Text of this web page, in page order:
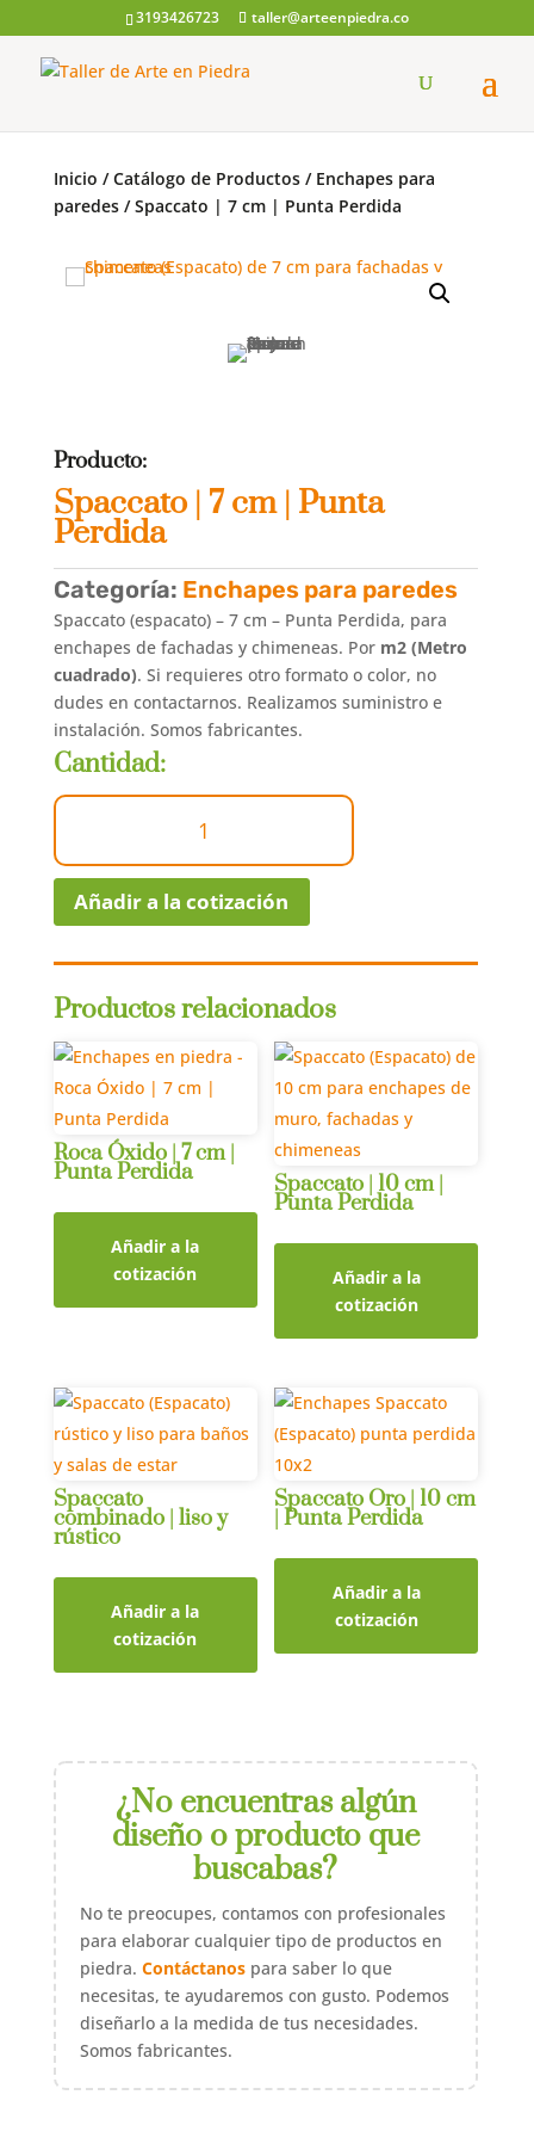
3193426723 taller@arteenpiedra.co
Búsqueda
Inicio /Catálogo de Productos/ Enchapes para
paredes/Spaccato | 7 cm | Punta Perdida
Producto:
Spaccato | 7 cm | Punta
Perdida
Categoría: Enchapes para paredes
Spaccato (espacato) – 7 cm – Punta Perdida, para
enchapes de fachadas y chimeneas. Por m2 (Metro
cuadrado). Si requieres otro formato o color, no
dudes en contactarnos. Realizamos suministro e
instalación. Somos fabricantes.
Cantidad:
Spaccato
7
Perdida
cantidad
Añadir a la cotización
Productos relacionados
Roca Óxido | 7 cm |
Punta Perdida
Añadir a la
cotización
Spaccato | 10 cm |
Punta Perdida
Añadir a la
cotización
Spaccato
combinado | liso y
rústico
Añadir a la
cotización
Spaccato Oro | 10 cm
| Punta Perdida
Añadir a la
cotización
¿No encuentras algún
diseño o producto que
buscabas?
No te preocupes, contamos con profesionales
para elaborar cualquier tipo de productos en
piedra. Contáctanospara saber lo que
necesitas, te ayudaremos con gusto. Podemos
diseñarlo a la medida de tus necesidades.
Somos fabricantes.